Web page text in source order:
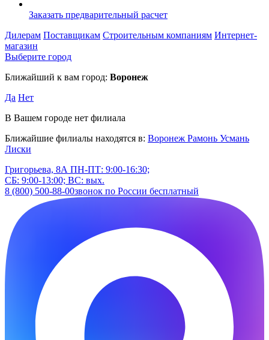
Заказать предварительный расчет
Дилерам Поставщикам Строительным компаниям Интернет-
магазин
Выберите город
Ближайший к вам город: Воронеж
Да Нет
В Вашем городе нет филиала
Ближайшие филиалы находятся в: Воронеж Рамонь Усмань
Лиски
Григорьева, 8А ПН-ПТ: 9:00-16:30;
СБ: 9:00-13:00; ВС: вых.
8 (800) 500-88-00звонок по России бесплатный